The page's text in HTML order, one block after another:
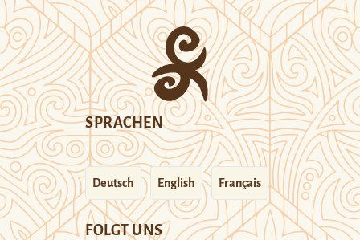
SPRACHEN
Deutsch English Français
FOLGT UNS